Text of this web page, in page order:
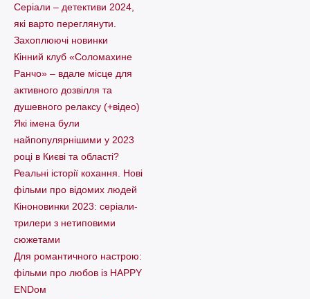
Серіали – детективи 2024,
які варто пеpеглянути.
Захоплюючі новинки
Кінний клуб «Соломахине
Ранчо» – вдале місце для
активного дозвілля та
душевного релаксу (+відео)
Які імена були
найпопулярнішими у 2023
році в Києві та області?
Реальні історії кохання. Нові
фільми про відомих людей
Кіноновинки 2023: серіали-
трилери з нетиповими
сюжетами
Для романтичного настрою:
фільми про любов із HAPPY
ENDом